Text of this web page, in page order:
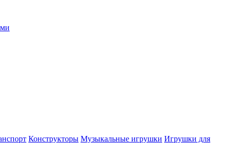
Конструкторы Музыкальные игрушки Игрушки для